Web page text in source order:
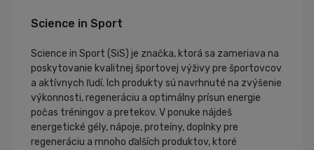
Science in Sport
Science in Sport (SiS) je značka, ktorá sa zameriava na
poskytovanie kvalitnej športovej výživy pre športovcov
a aktívnych ľudí. Ich produkty sú navrhnuté na zvýšenie
výkonnosti, regeneráciu a optimálny prísun energie
počas tréningov a pretekov. V ponuke nájdeš
energetické gély, nápoje, proteíny, doplnky pre
regeneráciu a mnoho ďalších produktov, ktoré